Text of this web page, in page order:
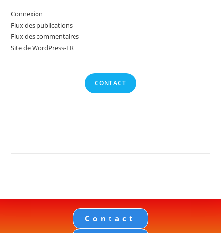
Connexion
Flux des publications
Flux des commentaires
Site de WordPress-FR
CONTACT
Contact